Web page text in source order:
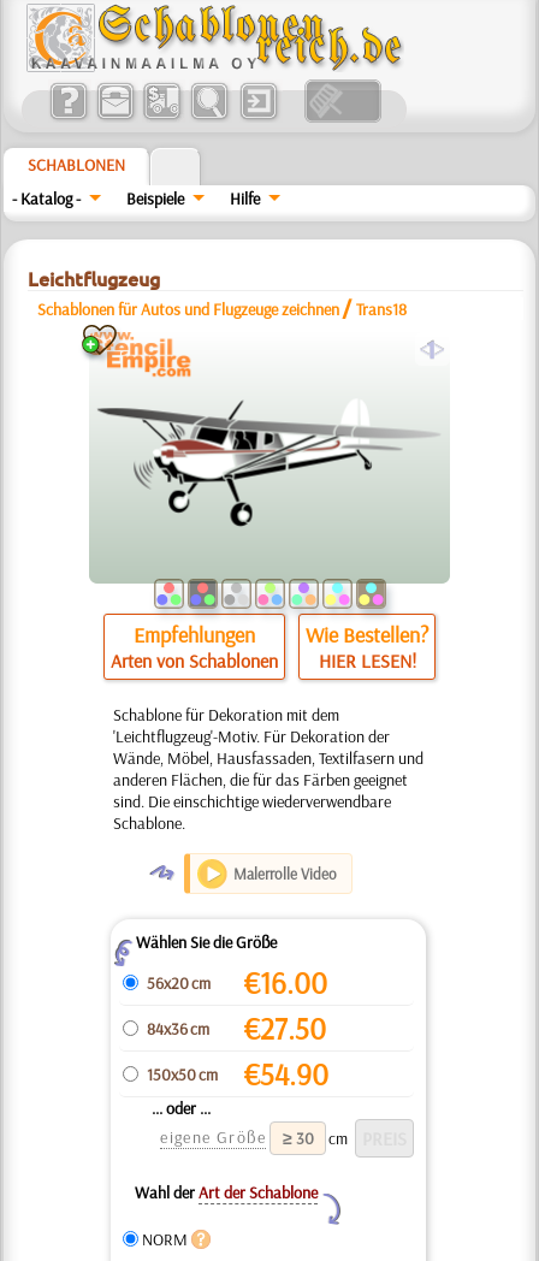
SCHABLONEN
- Katalog -
Beispiele Hilfe
Leichtflugzeug
Schablonen für Autos und Flugzeuge zeichnen /Trans18
a
Empfehlungen
Arten von Schablonen
Wie Bestellen?
HIER LESEN!
Schablone für Dekoration mit dem
'Leichtflugzeug'-Motiv. Für Dekoration der
Wände, Möbel, Hausfassaden, Textilfasern und
anderen Flächen, die für das Färben geeignet
sind. Die einschichtige wiederverwendbare
Schablone.
O Malerrolle Video
ZWählen Sie die Größe
56x20 cm
€16.00
84x36 cm €27.50
150x50 cm €54.90
... oder ...
eigene Größe
cm
Wahl derArt der Schablone
Y
NORM